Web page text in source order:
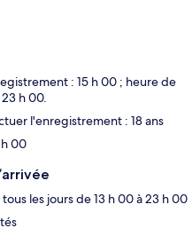
: 15 h 00 ; heure de
h 00.
l'enregistrement : 18 ans
00
les jours de 13 h 00 à 23 h 00